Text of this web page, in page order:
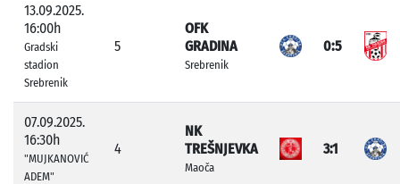
13.09.2025.
16:00h
Gradski
stadion
Srebrenik
5
OFK
GRADINA
Srebrenik
0:5
07.09.2025.
16:30h
"MUJKANOVIĆ
ADEM"
4
NK
TREŠNJEVKA
Maoča
3:1